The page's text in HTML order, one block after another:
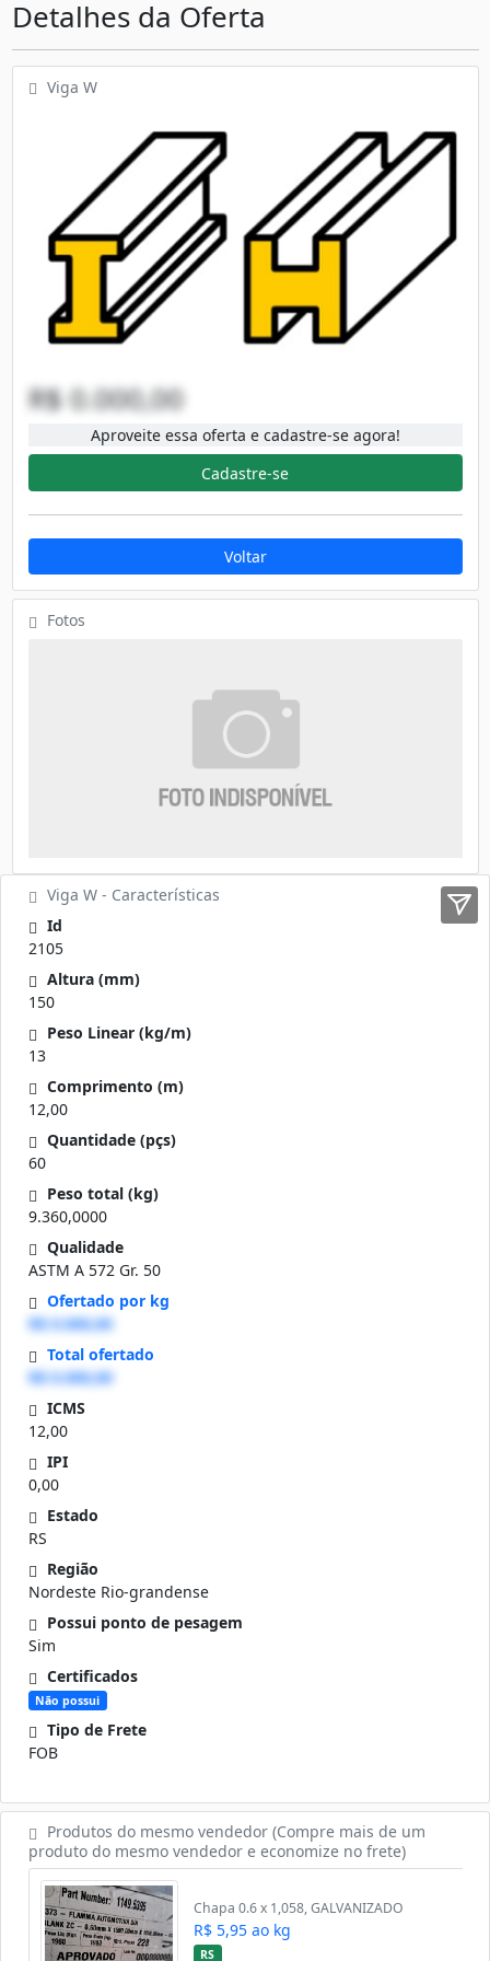
Detalhes da Oferta
Viga W
R$ 0.000,00
Aproveite essa oferta e cadastre-se agora!
Cadastre-se
Voltar
Fotos
Viga W - Características
Id
2105
Altura (mm)
150
Peso Linear (kg/m)
13
Comprimento (m)
12,00
Quantidade (pçs)
60
Peso total (kg)
9.360,0000
Qualidade
ASTM A 572 Gr. 50
Ofertado por kg
R$ 0.000,00
Total ofertado
R$ 0.000,00
ICMS
12,00
IPI
0,00
Estado
RS
Região
Nordeste Rio-grandense
Possui ponto de pesagem
Sim
Certificados
Não possui
Tipo de Frete
FOB
Produtos do mesmo vendedor (Compre mais de um
produto do mesmo vendedor e economize no frete)
Chapa 0.6 x 1,058, GALVANIZADO
R$ 5,95 ao kg
RS